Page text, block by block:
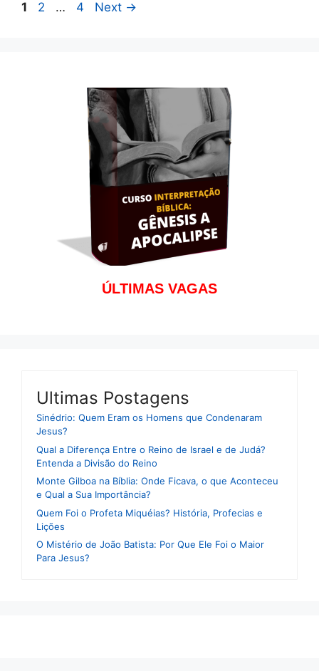
Page
1 Page
2 … Page
4 Next →
ÚLTIMAS VAGAS
Ultimas Postagens
Sinédrio: Quem Eram os Homens que Condenaram
Jesus?
Qual a Diferença Entre o Reino de Israel e de Judá?
Entenda a Divisão do Reino
Monte Gilboa na Bíblia: Onde Ficava, o que Aconteceu
e Qual a Sua Importância?
Quem Foi o Profeta Miquéias? História, Profecias e
Lições
O Mistério de João Batista: Por Que Ele Foi o Maior
Para Jesus?